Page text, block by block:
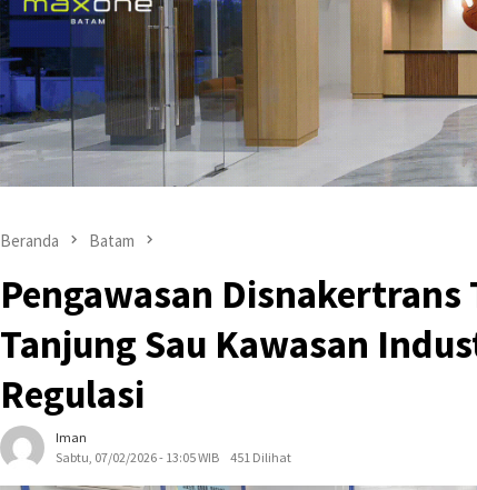
Beranda Batam
Pengawasan Disnakertrans
Tanjung Sau Kawasan
Regulasi
Iman
Sabtu, 07/02/2026 - 13:05 WIB
451 Dilihat